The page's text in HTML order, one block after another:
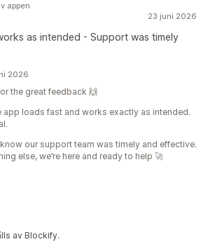
23 juni 2026
as intended - Support was timely
appen
2026
the great feedback 🙌
app loads fast and works exactly as intended.
our support team was timely and effective.
else, we’re here and ready to help 🚀
av Blockify.